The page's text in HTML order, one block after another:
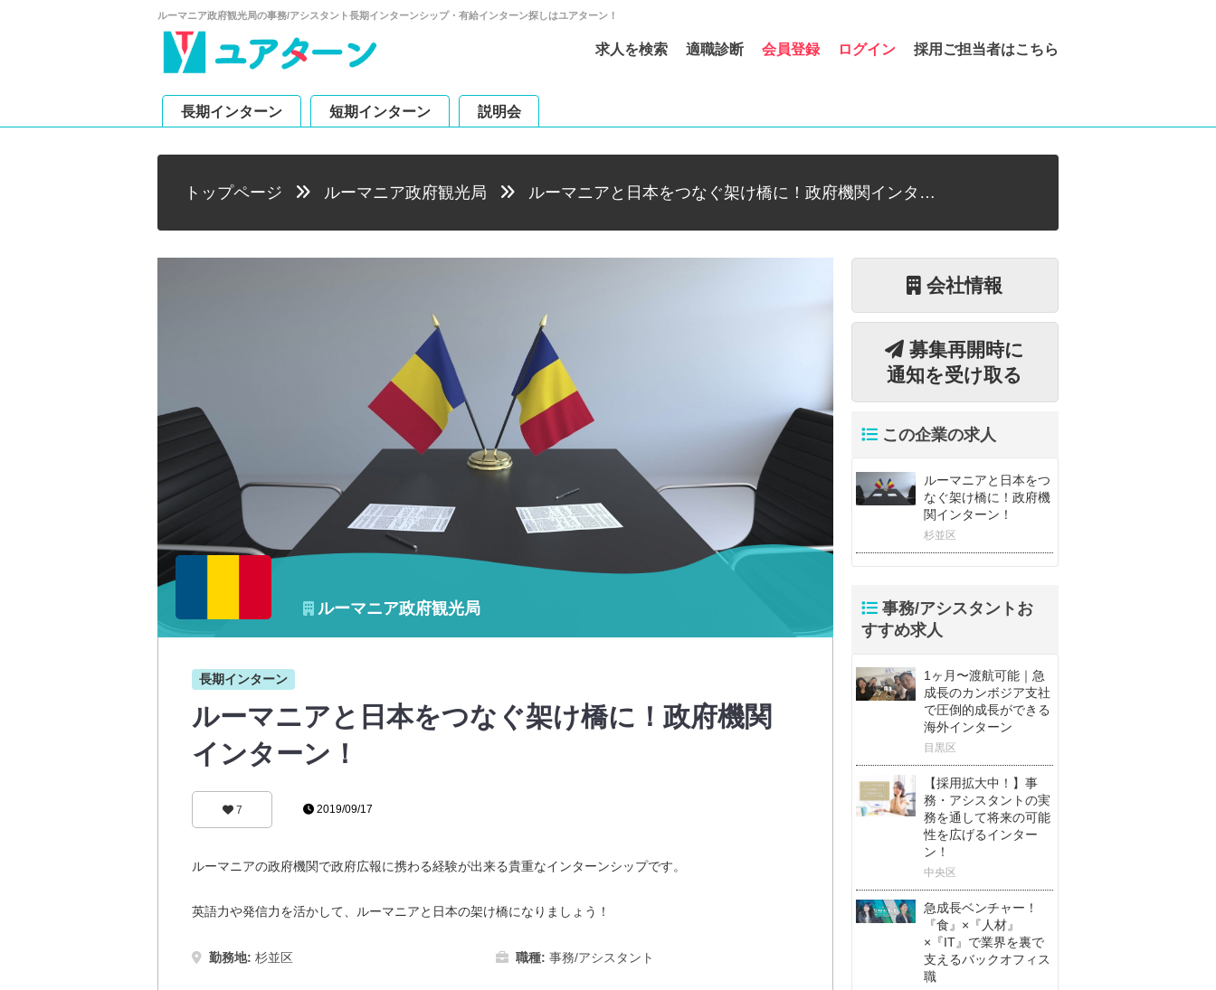
ルーマニア政府観光局の事務/アシスタント長期インターンシップ・有給インターン探しはユアターン！
求人を検索 適職診断 会員登録 ログイン 採用ご担当者はこちら
長期インターン 短期インターン 説明会
トップページ ルーマニア政府観光局 ルーマニアと日本をつなぐ架け橋に！政府機関インタ…
ルーマニア政府観光局
長期インターン
ルーマニアと日本をつなぐ架け橋に！政府機関
インターン！
7 2019/09/17
ルーマニアの政府機関で政府広報に携わる経験が出来る貴重なインターンシップです。
英語力や発信力を活かして、ルーマニアと日本の架け橋になりましょう！
勤務地: 杉並区 職種: 事務/アシスタント
会社情報
募集再開時に
通知を受け取る
この企業の求人
ルーマニアと日本をつ
なぐ架け橋に！政府機
関インターン！
杉並区
事務/アシスタントお
すすめ求人
1ヶ月〜渡航可能｜急
成長のカンボジア支社
で圧倒的成長ができる
海外インターン
目黒区
【採用拡大中！】事
務・アシスタントの実
務を通して将来の可能
性を広げるインター
ン！
中央区
急成長ベンチャー！
『食』×『人材』
×『IT』で業界を裏で
支えるバックオフィス
職